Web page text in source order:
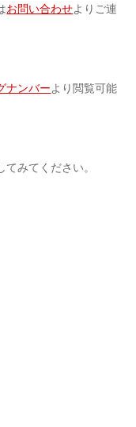
お問い合わせよりご連
ナンバーより閲覧可能
みてください。